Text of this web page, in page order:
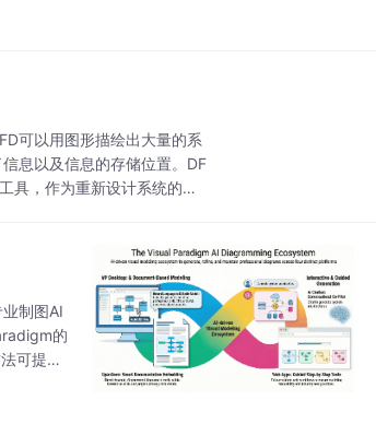
可以用图形描绘出大量的系
息以及信息的存储位置。DF
具，作为重新设计系统的起
制图AI
的
可提升